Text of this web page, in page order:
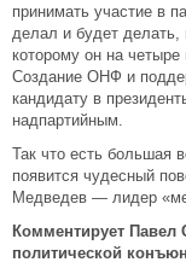
принимать участие в
делал и будет делать,
которому он на
Создание ОНФ и
кандидату в
надпартийным.
Так что есть большая
появится чудесный
Медведев — лидер
Комментирует Павел
политической